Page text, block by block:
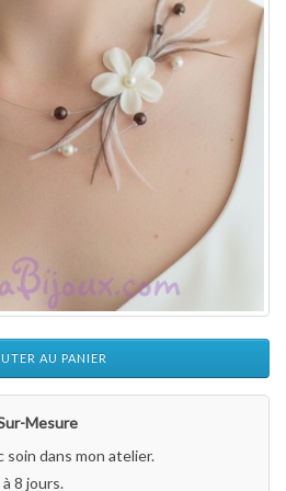
AU PANIER
Mesure
soin dans mon atelier.
8 jours.